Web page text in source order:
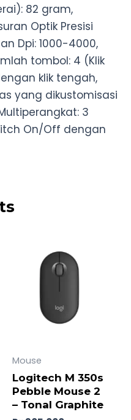
82 gram,
Optik Presisi
Dpi: 1000-4000,
tombol: 4 (Klik
klik tengah,
yang dikustomisasi
3
On/Off dengan
Mouse
Logitech M 350s
Pebble Mouse 2
– Tonal Graphite